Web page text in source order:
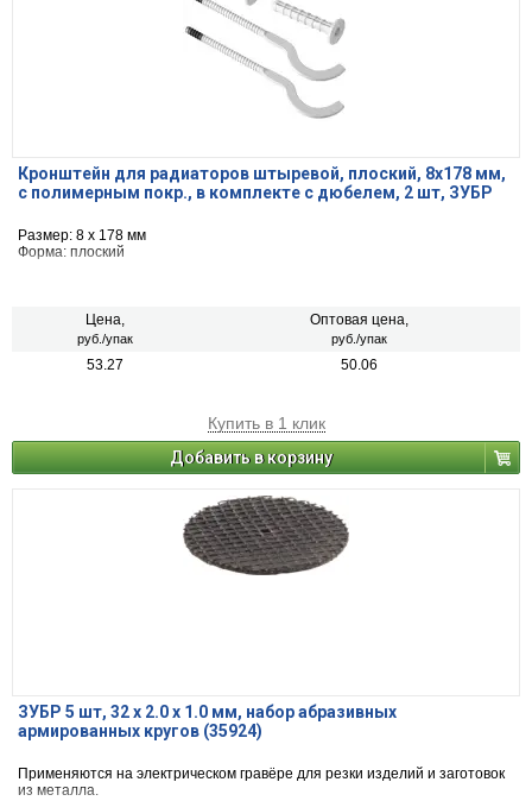
Кронштейн для радиаторов штыревой, плоский, 8х178 мм,
с полимерным покр., в комплекте с дюбелем, 2 шт, ЗУБР
Размер: 8 х 178 мм
Форма: плоский
Цена,
руб./упак
Оптовая цена,
руб./упак
53.27 50.06
Купить в 1 клик
Добавить в корзину
ЗУБР 5 шт, 32 х 2.0 х 1.0 мм, набор абразивных
армированных кругов (35924)
Применяются на электрическом гравёре для резки изделий и заготовок
из металла.